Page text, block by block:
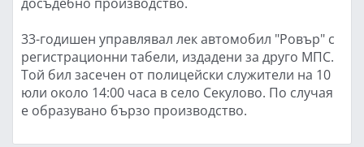
33-годишен управлявал лек автомобил "Ровър" с
регистрационни табели, издадени за друго МПС.
Той бил засечен от полицейски служители на 10
юли около 14:00 часа в село Секулово. По случая
е образувано бързо производство.